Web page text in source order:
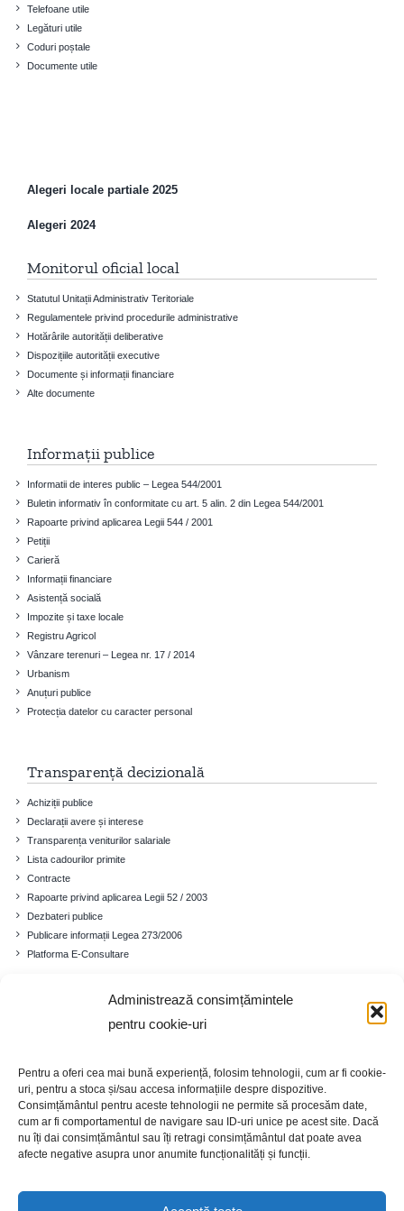
Administrează consimțămintele
pentru cookie-uri
Pentru a oferi cea mai bună experiență, folosim tehnologii, cum ar fi cookie-
uri, pentru a stoca și/sau accesa informațiile despre dispozitive.
Consimțământul pentru aceste tehnologii ne permite să procesăm date,
cum ar fi comportamentul de navigare sau ID-uri unice pe acest site. Dacă
nu îți dai consimțământul sau îți retragi consimțământul dat poate avea
afecte negative asupra unor anumite funcționalități și funcții.
Telefoane utile
Legături utile
Coduri poștale
Documente utile
Alegeri locale partiale 2025
Alegeri 2024
Monitorul oficial local
Statutul Unitații Administrativ Teritoriale
Regulamentele privind procedurile administrative
Hotărârile autorității deliberative
Dispozițiile autorității executive
Documente și informații financiare
Alte documente
Informații publice
Informatii de interes public – Legea 544/2001
Buletin informativ în conformitate cu art. 5 alin. 2 din Legea 544/2001
Rapoarte privind aplicarea Legii 544 / 2001
Petiții
Carieră
Informații financiare
Asistență socială
Impozite și taxe locale
Registru Agricol
Vânzare terenuri – Legea nr. 17 / 2014
Urbanism
Anuțuri publice
Protecția datelor cu caracter personal
Transparență decizională
Achiziții publice
Declarații avere și interese
Transparența veniturilor salariale
Lista cadourilor primite
Contracte
Rapoarte privind aplicarea Legii 52 / 2003
Dezbateri publice
Publicare informații Legea 273/2006
Platforma E-Consultare
Cadrul demografic
Educație
Economia
Turism
Galerie foto